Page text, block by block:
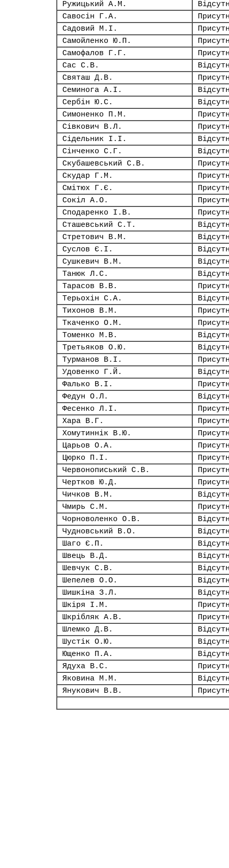
Ружицький А.М.
Савосін Г.А.
Садовий М.І.
Самойленко Ю.П.
Самофалов Г.Г.
Сас С.В.
Святаш Д.В.
Семинога А.І.
Сербін Ю.С.
Симоненко П.М.
Сівкович В.Л.
Сідельник І.І.
Сінченко С.Г.
Скубашевський С.В.
Скудар Г.М.
Смітюх Г.Є.
Сокіл А.О.
Сподаренко І.В.
Сташевський С.Т.
Стретович В.М.
Суслов Є.І.
Сушкевич В.М.
Танюк Л.С.
Тарасов В.В.
Терьохін С.А.
Тихонов В.М.
Ткаченко О.М.
Томенко М.В.
Третьяков О.Ю.
Турманов В.І.
Удовенко Г.Й.
Фалько В.І.
Федун О.Л.
Фесенко Л.І.
Хара В.Г.
Хомутиннік В.Ю.
Царьов О.А.
Цюрко П.І.
Червонописький С.В.
Чертков Ю.Д.
Чичков В.М.
Чмирь С.М.
Чорноволенко О.В.
Чудновський В.О.
Шаго Є.П.
Швець В.Д.
Шевчук С.В.
Шепелев О.О.
Шишкіна З.Л.
Шкіря І.М.
Шкрібляк А.В.
Шлемко Д.В.
Шустік О.Ю.
Ющенко П.А.
Ядуха В.С.
Яковина М.М.
Янукович В.В.